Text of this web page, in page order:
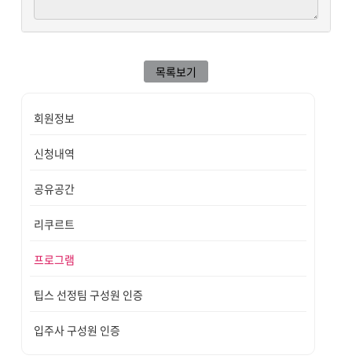
목록보기
회원정보
신청내역
공유공간
리쿠르트
프로그램
팁스 선정팀 구성원 인증
입주사 구성원 인증